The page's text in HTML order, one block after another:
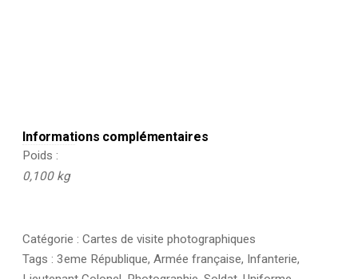
Informations complémentaires
Poids
0,100 kg
Catégorie : Cartes de visite photographiques
Tags : 3eme République, Armée française, Infanterie,